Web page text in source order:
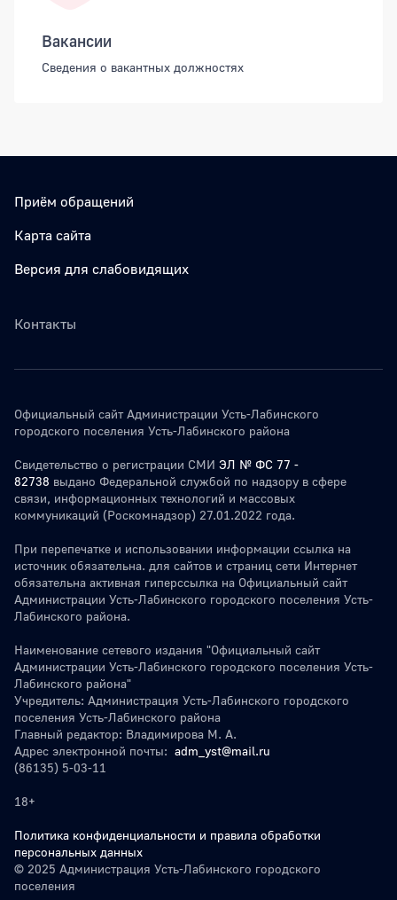
Вакансии
Сведения о вакантных должностях
Приём обращений
Карта сайта
Версия для слабовидящих
Контакты
Официальный сайт Администрации Усть-Лабинского
городского поселения Усть-Лабинского района
Свидетельство о регистрации СМИ ЭЛ № ФС 77 -
82738 выдано Федеральной службой по надзору в сфере
связи, информационных технологий и массовых
коммуникаций (Роскомнадзор) 27.01.2022 года.
При перепечатке и использовании информации ссылка на
источник обязательна. для сайтов и страниц сети Интернет
обязательна активная гиперссылка на Официальный сайт
Администрации Усть-Лабинского городского поселения Усть-
Лабинского района.
Наименование сетевого издания "Официальный сайт
Администрации Усть-Лабинского городского поселения Усть-
Лабинского района"
Учредитель: Администрация Усть-Лабинского городского
поселения Усть-Лабинского района
Главный редактор: Владимирова М. А.
Адрес электронной почты: adm_yst@mail.ru
(86135) 5-03-11
18+
Политика конфиденциальности и правила обработки
персональных данных
© 2025 Администрация Усть-Лабинского городского
поселения